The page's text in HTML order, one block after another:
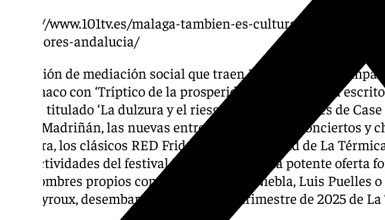
https://www.101tv.es/malaga-tambien-es-cultura-oferta-
15-mejores-andalucia/
La acción de mediación social que traen Luz Arcas y su
Phármaco con ‘Tríptico de la prosperidad’, el ciclo con la
Torres titulado ‘La dulzura y el riesgo’, las exposiciones de Case
Jesús Madriñán, las nuevas entregas del ciclo de conciertos y
Mixtura, los clásicos RED Fridays, la continuidad de La
tres actividades del festival Escribidores y una potente oferta
con nombres propios como los de Violeta Niebla, Luis Puelles
Despeyroux, desembarcan en el primer trimestre de 2025 de